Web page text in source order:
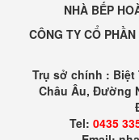
NHÀ BẾP
CÔNG TY CỔ
Trụ sở chính : Biệt
Châu Âu, Đường
Tel: 0435